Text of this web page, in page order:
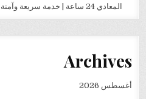
المعادي 24 ساعة | خدمة سريعة وآمنة
Archives
أغسطس 2026